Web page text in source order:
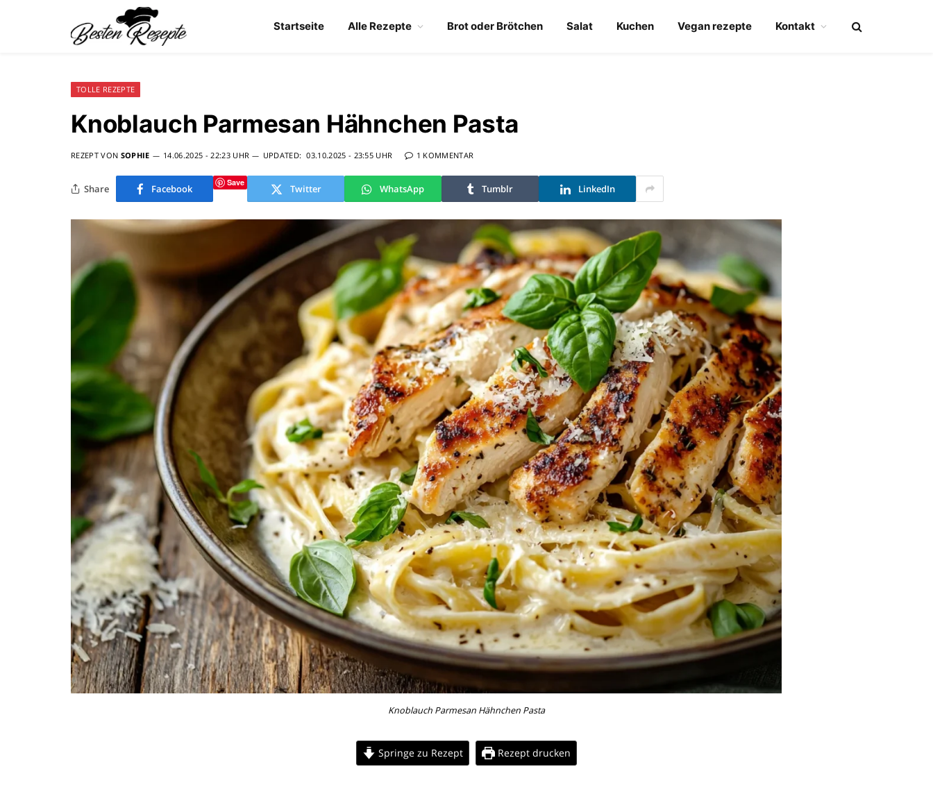
Startseite Alle Rezepte Brot oder Brötchen Salat Kuchen Vegan rezepte Kontakt
TOLLE REZEPTE
Knoblauch Parmesan Hähnchen Pasta
REZEPT VON SOPHIE 14.06.2025 - 22:23 UHR UPDATED: 03.10.2025 - 23:55 UHR 1 KOMMENTAR
Share Facebook Save Twitter WhatsApp Tumblr LinkedIn
Knoblauch Parmesan Hähnchen Pasta
Springe zu Rezept Rezept drucken